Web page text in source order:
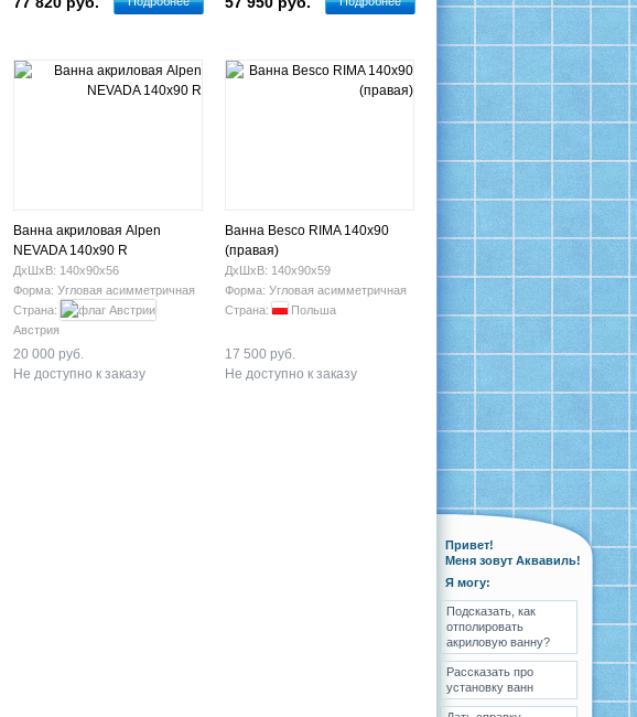
Ванна акриловая Alpen
NEVADA 140х90 R
ДхШхВ: 140х90х56
Форма: Угловая асимметричная
Страна:
Австрия
20 000 руб.
Не доступно к заказу
Ванна Besco RIMA 140х90
(правая)
ДхШхВ: 140х90х59
Форма: Угловая асимметричная
Страна:
Польша
17 500 руб.
Не доступно к заказу
Привет!
Меня зовут Аквавиль!
Я могу:
Подсказать, как
отполировать
акриловую ванну?
Рассказать про
установку ванн